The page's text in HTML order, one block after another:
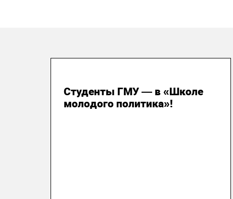
Студенты ГМУ — в «Школе
молодого политика»!